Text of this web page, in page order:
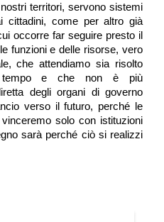
territori, servono sistemi
cittadini, come per altro già
occorre far seguire presto il
funzioni e delle risorse, vero
che attendiamo sia risolto
tempo e che non è più
degli organi di governo
verso il futuro, perché le
solo con istituzioni
sarà perché ciò si realizzi